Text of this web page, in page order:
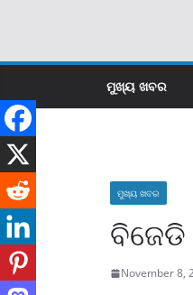
content
ମୁଖ୍ୟ ଖବର
ମୁଖ୍ୟ ଖବର
ବିଜେଡି
November 8,